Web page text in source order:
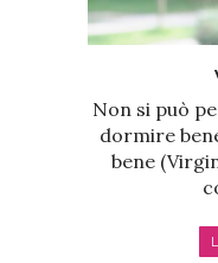
Non si può
dormire
bene